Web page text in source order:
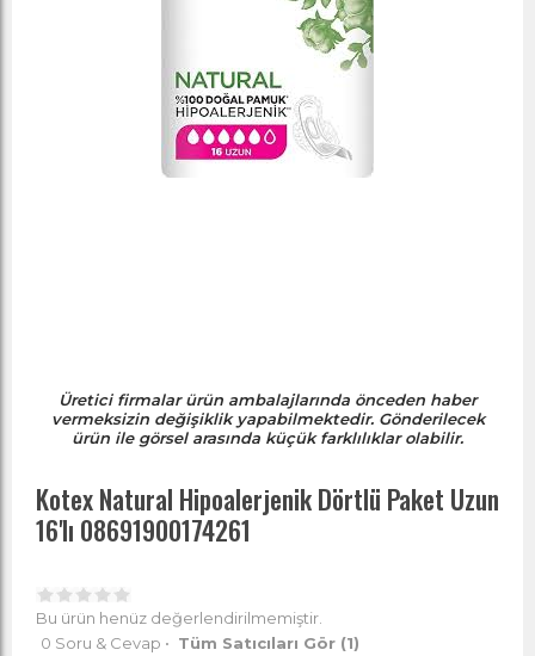
Üretici firmalar ürün ambalajlarında önceden haber
vermeksizin değişiklik yapabilmektedir. Gönderilecek
ürün ile görsel arasında küçük farklılıklar olabilir.
Kotex Natural Hipoalerjenik Dörtlü Paket Uzun
16'lı 08691900174261
Bu ürün henüz değerlendirilmemiştir.
0 Soru & Cevap • Tüm Satıcıları Gör (1)